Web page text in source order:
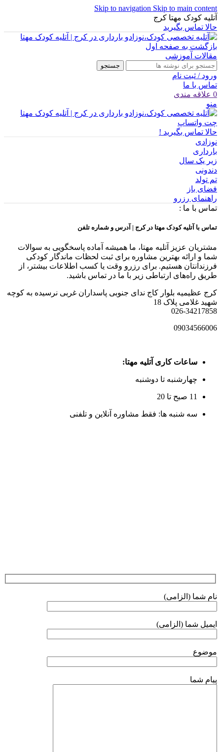
Skip to navigation Skip to main content
آتلیه کودک مهتا کرج
حالا تماس بگیرید
بازگشت به صفحه اول
مقالات آموزشی
جستجو
ورود / ثبت نام
تماس با ما
0 علاقه مندی
منو
چت واتساپ
حالا تماس بگیرید !
نوزادی
بارداری
زیر یک سال
دندونی
تم تولد
فضای باز
راهنمای رزرو
تماس با ما :
تماس با آتلیه کودک مهتا در کرج | آدرس و شماره تلفن
مشتریان عزیز آتلیه مهتا، ما همیشه آماده پاسخگویی به سوالات
شما و ارائه بهترین مشاوره برای ثبت لحظات ماندگار کودکی
فرزندانتان هستیم. برای رزرو وقت یا کسب اطلاعات بیشتر، از
طریق راه‌های ارتباطی زیر با ما در تماس باشید.
کرج عظیمیه بلوار کاج ندای جنوبی پاسداران غربی نرسیده به کوچه
شهید غلامی پلاک 18
026-34217858
09034566006
ساعات کاری آتلیه مهتا:
چهارشنبه تا دوشنبه
11 صبح تا 20
سه شنبه ها: فقط مشاوره آنلاین و تلفنی
نام شما (الزامی)
ایمیل شما (الزامی)
موضوع
پیام شما